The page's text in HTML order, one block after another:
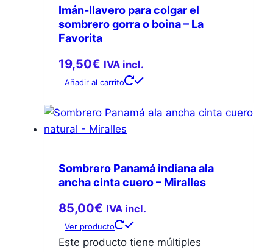
Imán-llavero para colgar el
sombrero gorra o boina – La
Favorita
19,50€ IVA incl.
Añadir al carrito
Sombrero Panamá indiana ala
ancha cinta cuero – Miralles
85,00€ IVA incl.
Ver producto
Este producto tiene múltiples